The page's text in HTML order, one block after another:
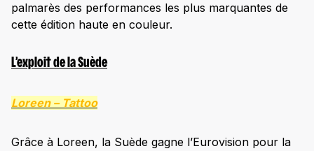
palmarès des performances les plus marquantes de
cette édition haute en couleur.
L’exploit de la Suède
Loreen – Tattoo
Grâce à Loreen, la Suède gagne l’Eurovision pour la